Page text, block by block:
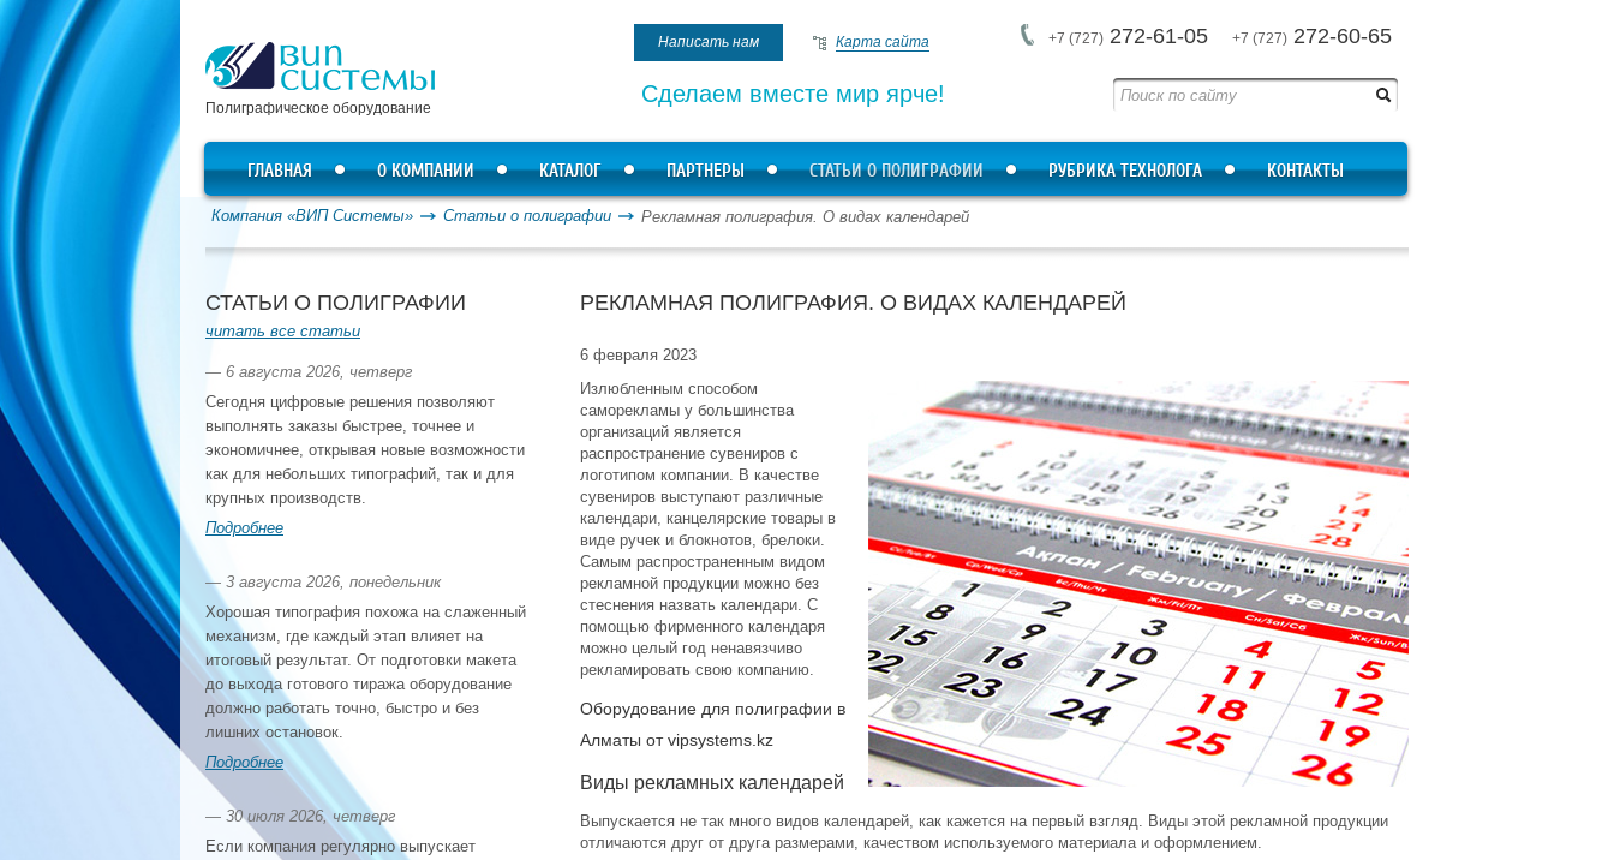
Полиграфическое оборудование
Сделаем вместе мир ярче!
+7 (727) 272-61-05 +7 (727) 272-60-65
Написать нам Карта сайта
ГЛАВНАЯ О КОМПАНИИ КАТАЛОГ ПАРТНЕРЫ СТАТЬИ О ПОЛИГРАФИИ РУБРИКА ТЕХНОЛОГА КОНТАКТЫ
Компания «ВИП Системы» Статьи о полиграфии Рекламная полиграфия. О видах календарей
СТАТЬИ О ПОЛИГРАФИИ
читать все статьи
— 6 августа 2026, четверг
Сегодня цифровые решения позволяют
выполнять заказы быстрее, точнее и
экономичнее, открывая новые возможности
как для небольших типографий, так и для
крупных производств.
Подробнее
— 3 августа 2026, понедельник
Хорошая типография похожа на слаженный
механизм, где каждый этап влияет на
итоговый результат. От подготовки макета
до выхода готового тиража оборудование
должно работать точно, быстро и без
лишних остановок.
Подробнее
— 30 июля 2026, четверг
Если компания регулярно выпускает
РЕКЛАМНАЯ ПОЛИГРАФИЯ. О ВИДАХ КАЛЕНДАРЕЙ
6 февраля 2023
Излюбленным способом
саморекламы у большинства
организаций является
распространение сувениров с
логотипом компании. В качестве
сувениров выступают различные
календари, канцелярские товары в
виде ручек и блокнотов, брелоки.
Самым распространенным видом
рекламной продукции можно без
стеснения назвать календари. С
помощью фирменного календаря
можно целый год ненавязчиво
рекламировать свою компанию.
Оборудование для полиграфии в
Алматы от vipsystems.kz
Виды рекламных календарей
Выпускается не так много видов календарей, как кажется на первый взгляд. Виды этой рекламной продукции
отличаются друг от друга размерами, качеством используемого материала и оформлением.